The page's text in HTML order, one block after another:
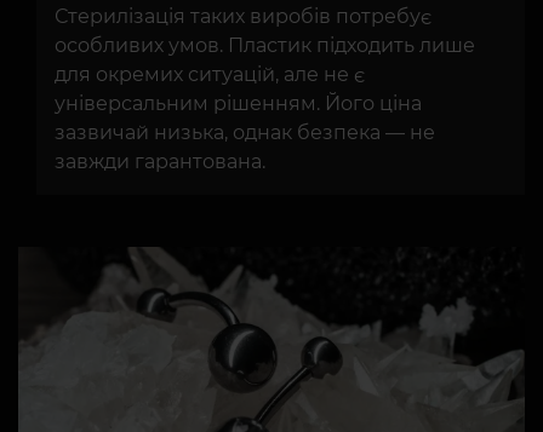
Стерилізація таких виробів потребує
особливих умов. Пластик підходить лише
для окремих ситуацій, але не є
універсальним рішенням. Його ціна
зазвичай низька, однак безпека — не
завжди гарантована.